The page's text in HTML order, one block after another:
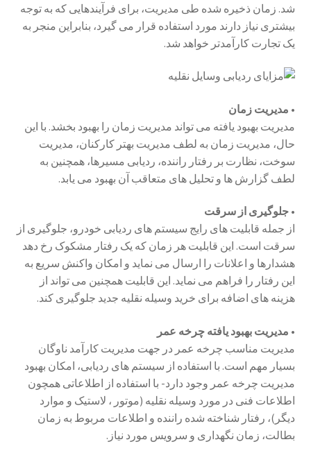
شد. زمان ذخیره شده طی مدیریت، برای فرآیندهایی که به توجه
بیشتری نیاز دارند مورد استفاده قرار می گیرد، بنابراین منجر به
یک تجارت کارآمدتر خواهد شد.
• مدیریت زمان
مدیریت بهبود یافته می تواند مدیریت زمان را بهبود بخشد. با این
حال، مدیریت زمان به لطف مدیریت بهتر کارکنان، مدیریت
سوخت، نظارت بر رفتار راننده، ردیابی مسیرها، همچنین به
لطف گزارش ها و تحلیل های متعاقب آن بهبود می یابد.
• جلوگیری از سرقت
از جمله قابلیت های رایج سیستم های ردیابی خودرو، جلوگیری از
سرقت است. این قابلیت هر زمان که یک رفتار مشکوک رخ دهد
هشدارها و اعلانات را ارسال می نماید و امکان واکنش سریع به
این رفتار را فراهم می نماید. این قابلیت همچنین می تواند از
هزینه های اضافه برای خرید وسیله نقلیه جدید جلوگیری کند.
• مدیریت بهبود یافته چرخه عمر
مدیریت مناسب چرخه عمر در جهت مدیریت کارآمد ناوگان
بسیار مهم است. با استفاده از سیستم های ردیابی، امکان بهبود
مدیریت چرخه عمر وجود دارد- با استفاده از اطلاعاتی همچون
اطلاعات فنی در مورد وسیله نقلیه (موتور ، لاستیک و موارد
دیگر)، رفتار شناخته شده راننده و اطلاعات مربوط به زمان
بطالت، زمان نگهداری و سرویس مورد نیاز.